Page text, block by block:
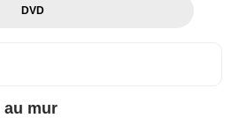
DVD
au mur